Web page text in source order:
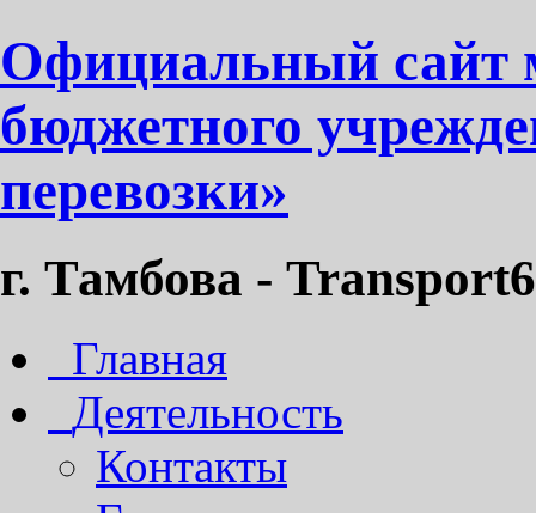
Официальный сайт
бюджетного
перевозки»
г. Тамбова -
Главная
Деятельность
Контакты